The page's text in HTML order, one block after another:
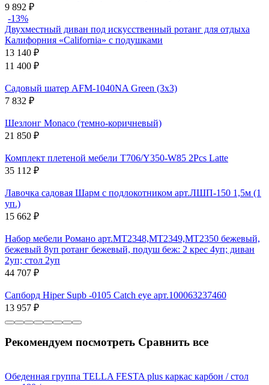
9 892 ₽
-13%
Двухместный диван под искусственный ротанг для отдыха
Калифорния «California» с подушками
13 140 ₽
11 400 ₽
Садовый шатер AFM-1040NA Green (3х3)
7 832 ₽
Шезлонг Monaco (темно-коричневый)
21 850 ₽
Комплект плетеной мебели T706/Y350-W85 2Pcs Latte
35 112 ₽
Лавочка садовая Шарм с подлокотником арт.ЛШП-150 1,5м (1
уп.)
15 662 ₽
Набор мебели Романо арт.МТ2348,МТ2349,МТ2350 бежевый,
бежевый 8уп ротанг бежевый, подуш беж: 2 крес 4уп; диван
2уп; стол 2уп
44 707 ₽
Сапборд Hiper Supb -0105 Catch eye арт.100063237460
13 957 ₽
Рекомендуем посмотреть Сравнить все
Обеденная группа TELLA FESTA plus каркас карбон / стол